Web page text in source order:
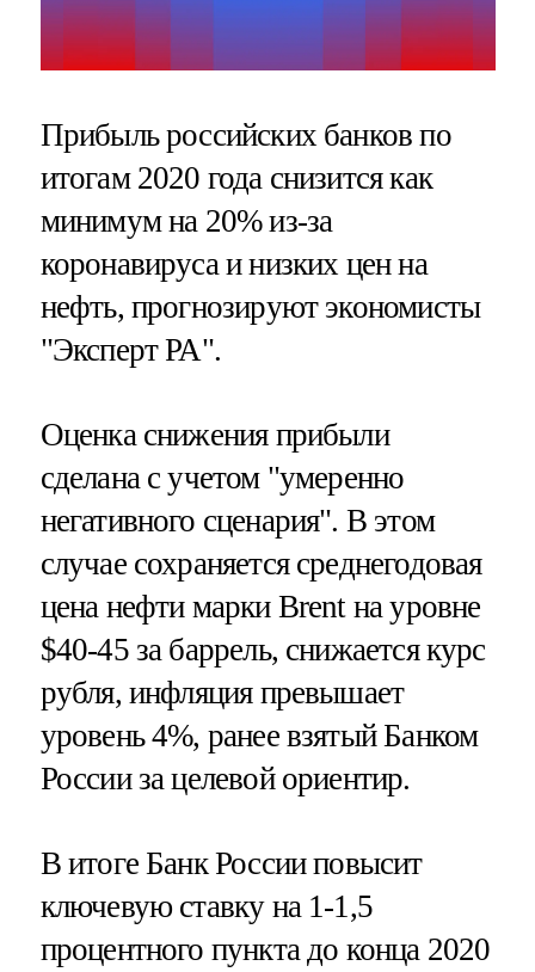
Прибыль российских банков по
итогам 2020 года снизится как
минимум на 20% из-за
коронавируса и низких цен на
нефть, прогнозируют экономисты
"Эксперт РА".
Оценка снижения прибыли
сделана с учетом "умеренно
негативного сценария". В этом
случае сохраняется среднегодовая
цена нефти марки Brent на уровне
$40-45 за баррель, снижается курс
рубля, инфляция превышает
уровень 4%, ранее взятый Банком
России за целевой ориентир.
В итоге Банк России повысит
ключевую ставку на 1-1,5
процентного пункта до конца 2020